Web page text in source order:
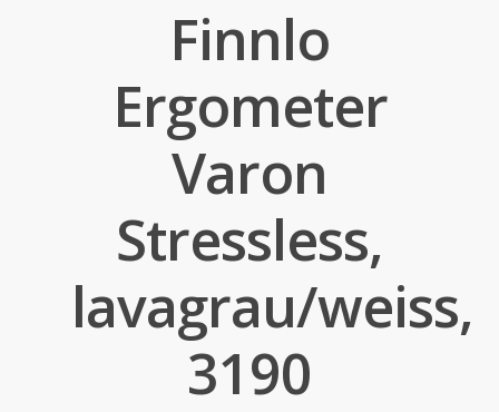
Finnlo
Ergometer
Varon
Stressless,
lavagrau/weiss,
3190